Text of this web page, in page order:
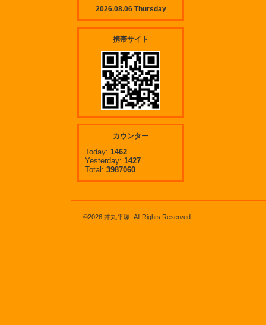
2026.08.06 Thursday
携帯サイト
カウンター
Today: 1462
Yesterday: 1427
Total: 3987060
©2026 丼丸平塚 . All Rights Reserved.